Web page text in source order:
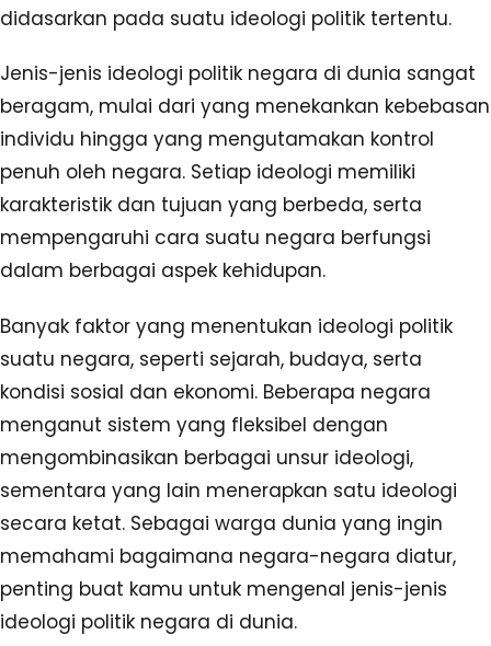
didasarkan pada suatu ideologi politik tertentu.
Jenis-jenis ideologi politik negara di dunia sangat
beragam, mulai dari yang menekankan kebebasan
individu hingga yang mengutamakan kontrol
penuh oleh negara. Setiap ideologi memiliki
karakteristik dan tujuan yang berbeda, serta
mempengaruhi cara suatu negara berfungsi
dalam berbagai aspek kehidupan.
Banyak faktor yang menentukan ideologi politik
suatu negara, seperti sejarah, budaya, serta
kondisi sosial dan ekonomi. Beberapa negara
menganut sistem yang fleksibel dengan
mengombinasikan berbagai unsur ideologi,
sementara yang lain menerapkan satu ideologi
secara ketat. Sebagai warga dunia yang ingin
memahami bagaimana negara-negara diatur,
penting buat kamu untuk mengenal jenis-jenis
ideologi politik negara di dunia.